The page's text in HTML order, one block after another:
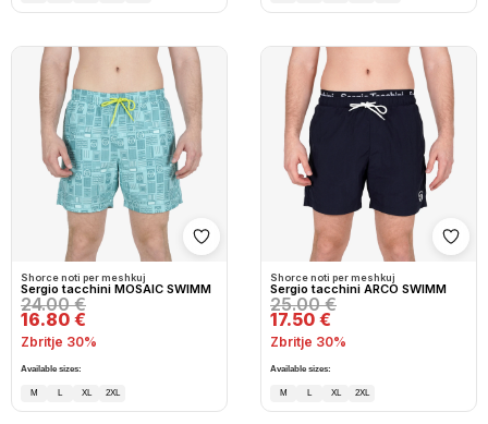
Shto në wishlist
Shorce noti per meshkuj
Sergio tacchini MOSAIC SWIMM
24.00 €
16.80 €
Zbritje 30%
Available sizes:
M L XL 2XL
Shorce noti per meshkuj
Sergio tacchini ARCO SWIMM
25.00 €
17.50 €
Zbritje 30%
Available sizes:
M L XL 2XL